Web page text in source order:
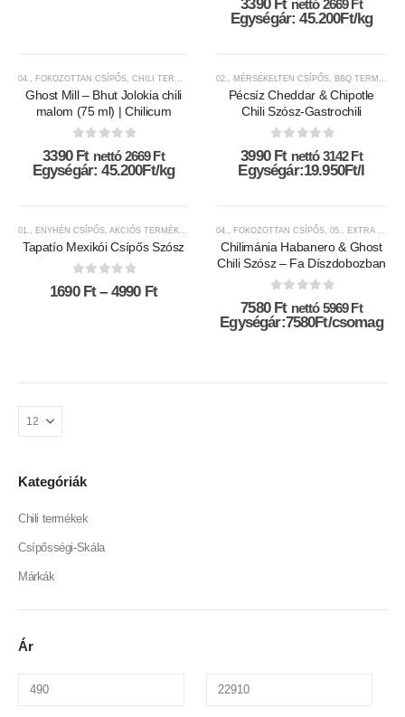
3390 Ft nettó2669 Ft
Egységár: 45.200Ft/kg
04., FOKOZOTTAN CSÍPŐS CHILI TERMÉKEK CHILICUM,CSÍPŐSSÉGI-SKÁLA,MÁRKÁK
Ghost Mill – Bhut Jolokia chili
malom (75 ml) | Chilicum
0az 5-ből
3390 Ft nettó2669 Ft
Egységár: 45.200Ft/kg
02., MÉRSÉKELTEN CSÍPŐS BBQ TERMÉKEK
Pécsíz Cheddar & Chipotle
Chili Szósz-Gastrochili
0az 5-ből
3990 Ft nettó3142 Ft
Egységár:19.950Ft/l
a
terméknek
variációja
a
terméknek
variációja
01., ENYHÉN CSÍPŐS AKCIÓS TERMÉKEK CHILI SZÓSZOK ÉS KRÉMEK,CHILI TERMÉKEK
Tapatío Mexikói Csípős Szósz
0 az 5-ből
1690 Ft – 4990 FtÁrtartomány:
04., FOKOZOTTAN CSÍPŐS 05., EXTRA CSÍPŐS
Chilimánia Habanero & Ghost
Chili Szósz – Fa Díszdobozban
0az 5-ből
7580 Ft nettó5969 Ft
Egységár:7580Ft/csomag
Kategóriák
Chili termékek
Csípősségi-Skála
Márkák
Ár